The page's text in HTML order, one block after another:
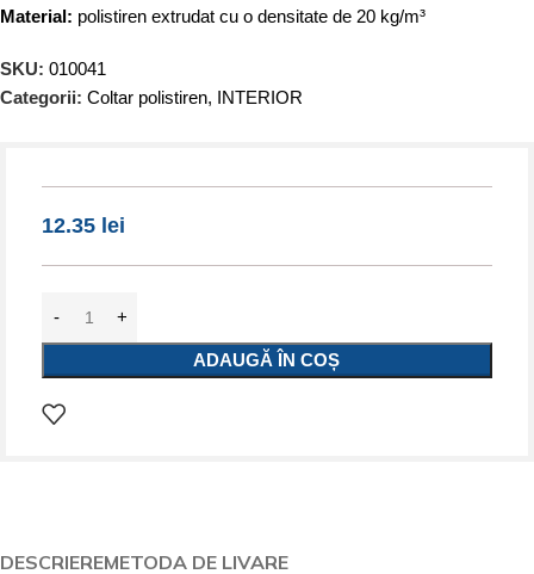
Material: polistiren extrudat cu o densitate de 20 kg/m³
SKU: 010041
Categorii: Coltar polistiren, INTERIOR
12.35 lei
ADAUGĂ ÎN COȘ
DESCRIEREMETODA DE LIVARE